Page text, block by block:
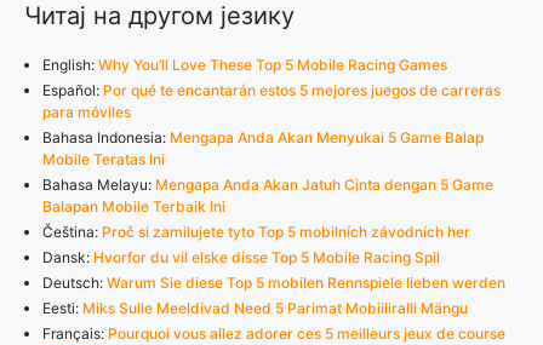
Читај на другом језику
English: Why You’ll Love These Top 5 Mobile Racing Games
Español: Por qué te encantarán estos 5 mejores juegos de carreras
para móviles
Bahasa Indonesia: Mengapa Anda Akan Menyukai 5 Game Balap
Mobile Teratas Ini
Bahasa Melayu: Mengapa Anda Akan Jatuh Cinta dengan 5 Game
Balapan Mobile Terbaik Ini
Čeština: Proč si zamilujete tyto Top 5 mobilních závodních her
Dansk: Hvorfor du vil elske disse Top 5 Mobile Racing Spil
Deutsch: Warum Sie diese Top 5 mobilen Rennspiele lieben werden
Eesti: Miks Sulle Meeldivad Need 5 Parimat Mobiiliralli Mängu
Français: Pourquoi vous allez adorer ces 5 meilleurs jeux de course